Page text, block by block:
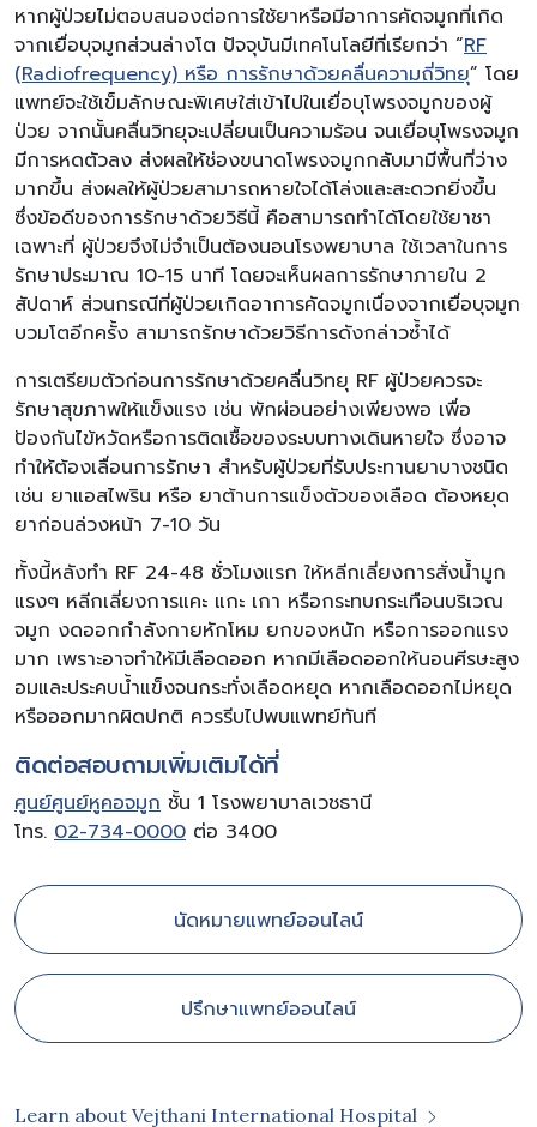
หากผู้ป่วยไม่ตอบสนองต่อการใช้ยาหรือมีอาการคัดจมูกที่เกิด
จากเยื่อบุจมูกส่วนล่างโต ปัจจุบันมีเทคโนโลยีที่เรียกว่า “RF
(Radiofrequency) หรือ การรักษาด้วยคลื่นความถี่วิทยุ” โดย
แพทย์จะใช้เข็มลักษณะพิเศษใส่เข้าไปในเยื่อบุโพรงจมูกของผู้
ป่วย จากนั้นคลื่นวิทยุจะเปลี่ยนเป็นความร้อน จนเยื่อบุโพรงจมูก
มีการหดตัวลง ส่งผลให้ช่องขนาดโพรงจมูกกลับมามีพื้นที่ว่าง
มากขึ้น ส่งผลให้ผู้ป่วยสามารถหายใจได้โล่งและสะดวกยิ่งขึ้น
ซึ่งข้อดีของการรักษาด้วยวิธีนี้ คือสามารถทำได้โดยใช้ยาชา
เฉพาะที่ ผู้ป่วยจึงไม่จำเป็นต้องนอนโรงพยาบาล ใช้เวลาในการ
รักษาประมาณ 10-15 นาที โดยจะเห็นผลการรักษาภายใน 2
สัปดาห์ ส่วนกรณีที่ผู้ป่วยเกิดอาการคัดจมูกเนื่องจากเยื่อบุจมูก
บวมโตอีกครั้ง สามารถรักษาด้วยวิธีการดังกล่าวซ้ำได้
การเตรียมตัวก่อนการรักษาด้วยคลื่นวิทยุ RF ผู้ป่วยควรจะ
รักษาสุขภาพให้แข็งแรง เช่น พักผ่อนอย่างเพียงพอ เพื่อ
ป้องกันไข้หวัดหรือการติดเชื้อของระบบทางเดินหายใจ ซึ่งอาจ
ทำให้ต้องเลื่อนการรักษา สำหรับผู้ป่วยที่รับประทานยาบางชนิด
เช่น ยาแอสไพริน หรือ ยาต้านการแข็งตัวของเลือด ต้องหยุด
ยาก่อนล่วงหน้า 7-10 วัน
ทั้งนี้หลังทำ RF 24-48 ชั่วโมงแรก ให้หลีกเลี่ยงการสั่งน้ำมูก
แรงๆ หลีกเลี่ยงการแคะ แกะ เกา หรือกระทบกระเทือนบริเวณ
จมูก งดออกกำลังกายหักโหม ยกของหนัก หรือการออกแรง
มาก เพราะอาจทำให้มีเลือดออก หากมีเลือดออกให้นอนศีรษะสูง
อมและประคบน้ำแข็งจนกระทั่งเลือดหยุด หากเลือดออกไม่หยุด
หรือออกมากผิดปกติ ควรรีบไปพบแพทย์ทันที
ติดต่อสอบถามเพิ่มเติมได้ที่
ศูนย์ศูนย์หูคอจมูก ชั้น 1 โรงพยาบาลเวชธานี
โทร. 02-734-0000 ต่อ 3400
นัดหมายแพทย์ออนไลน์
ปรึกษาแพทย์ออนไลน์
Learn about Vejthani International Hospital